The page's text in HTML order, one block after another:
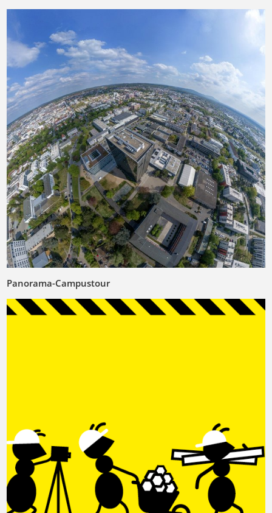
Panorama-Campustour